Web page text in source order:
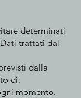
determinati
trattati dal
dalla
di:
momento.